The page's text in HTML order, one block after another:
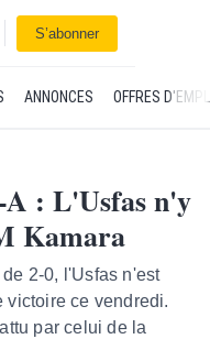
S’abonner
ANNONCES OFFRES
: L'Usfas n'y
Kamara
2-0, l'Usfas n'est
victoire ce vendredi.
par celui de la